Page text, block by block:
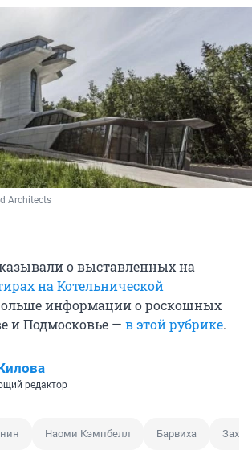
Architects
о выставленных на
на Котельнической
информации о роскошных
и Подмосковье — в этой рубрике.
редактор
Наоми Кэмпбелл Барвиха Заха